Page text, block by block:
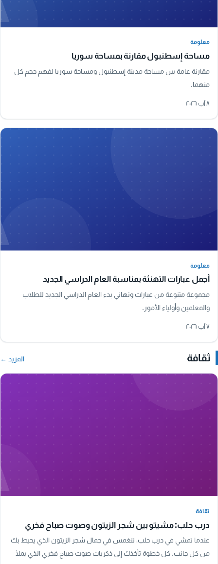
معلومة
مساحة إسطنبول مقارنة بمساحة سوريا
مقارنة عامة بين مساحة مدينة إسطنبول ومساحة سوريا لفهم حجم كل
منهما.
٨ آب ٢٠٢٦
معلومة
أجمل عبارات التهنئة بمناسبة العام الدراسي الجديد
مجموعة متنوعة من عبارات وتهاني بدء العام الدراسي الجديد للطلاب
والمعلمين وأولياء الأمور.
٧ آب ٢٠٢٦
ثقافة المزيد ←
ثقافة
درب حلب: مشيتو بين شجر الزيتون وصوت صباح فخري
عندما تمشي في درب حلب، تنغمس في جمال شجر الزيتون الذي يحيط بك
من كل جانب. كل خطوة تأخذك إلى ذكريات صوت صباح فخري الذي يملأ